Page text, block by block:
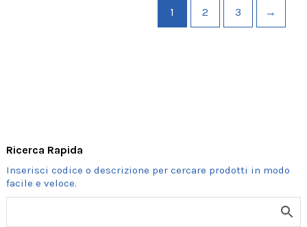
Ricerca Rapida
1 2 3 →